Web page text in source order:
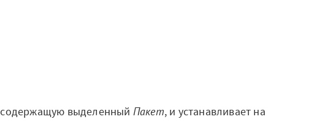
выделенный Пакет, и устанавливает на